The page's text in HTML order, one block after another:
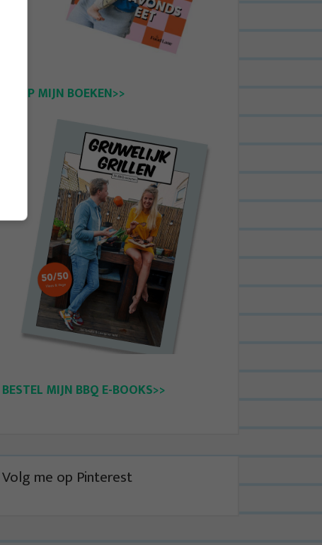
KOOP MIJN BOEKEN>>
BESTEL MIJN BBQ E-BOOKS>>
Volg me op Pinterest